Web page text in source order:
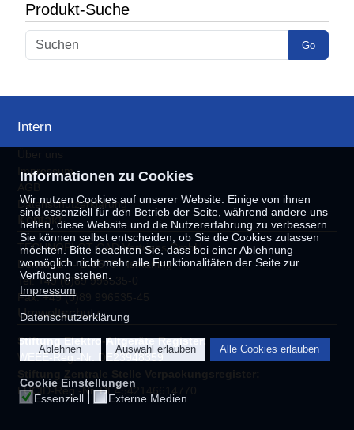
Informationen zu Cookies
Wir nutzen Cookies auf unserer Website. Einige von ihnen
sind essenziell für den Betrieb der Seite, während andere uns
helfen, diese Website und die Nutzererfahrung zu verbessern.
Sie können selbst entscheiden, ob Sie die Cookies zulassen
möchten. Bitte beachten Sie, dass bei einer Ablehnung
womöglich nicht mehr alle Funktionalitäten der Seite zur
Verfügung stehen.
Impressum
Datenschutzerklärung
Ablehnen Auswahl erlauben Alle Cookies erlauben
Cookie Einstellungen
Essenziell
Externe Medien
Produkt-Suche
Go
Intern
Impressum
Datenschutzerklärung
Kontakt
TECHNOPLOT CAD Vertriebs GmbH
Dorfstr. 17 - D-85737 Ismaning
Tel: +49 (0)89 996535-0
Fax: +49 (0)89 996535-45
Umweltschutz
Stiftung Elektro-Altgeräte Register:
LUCID-Reg.-Nr. DE4542146614770